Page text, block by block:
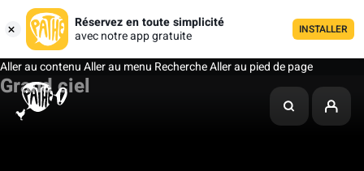
Réservez en toute simplicité
avec notre app gratuite
INSTALLER
Aller au contenuAller au menu RechercheAller au pied de page
Grand ciel
Ma liste